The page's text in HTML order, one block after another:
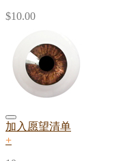
$10.00
加入愿望清单
+